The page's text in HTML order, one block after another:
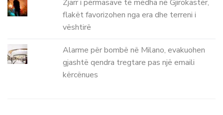
Zjarr i përmasave të mëdha në Gjirokastër,
flakët favorizohen nga era dhe terreni i
vështirë
Alarme për bombë në Milano, evakuohen
gjashtë qendra tregtare pas një emaili
kërcënues